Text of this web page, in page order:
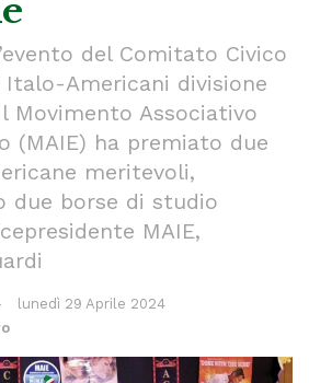
del Comitato Civico
Americani divisione
Movimento Associativo
(MAIE) ha premiato due
meritevoli,
due borse di studio
MAIE,
lunedì 29 Aprile 2024